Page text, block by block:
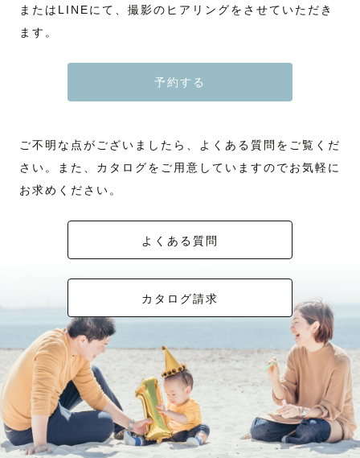
またはLINEにて、撮影のヒアリングをさせていただき
ます。
予約する
ご不明な点がございましたら、よくある質問をご覧くだ
さい。また、カタログをご用意していますのでお気軽に
お求めください。
よくある質問
カタログ請求